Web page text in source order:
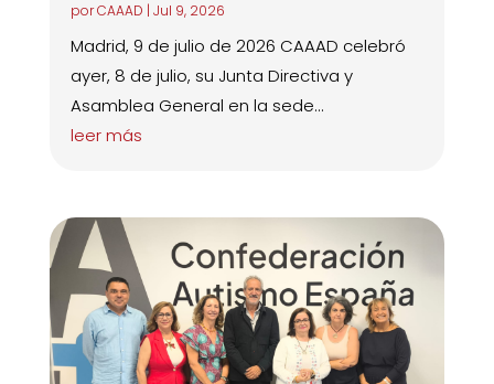
porCAAAD | Jul 9, 2026
Madrid, 9 de julio de 2026 CAAAD celebró
ayer, 8 de julio, su Junta Directiva y
Asamblea General en la sede...
leer más